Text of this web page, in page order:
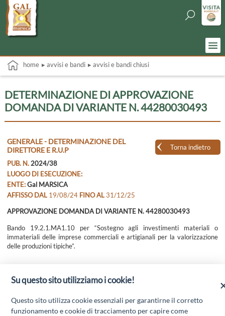
home ▸ avvisi e bandi ▸ avvisi e bandi chiusi
DETERMINAZIONE DI APPROVAZIONE
DOMANDA DI VARIANTE N. 44280030493
Torna indietro
GENERALE - DETERMINAZIONE DEL
DIRETTORE E R.U.P
PUB. N. 2024/38
LUOGO DI ESECUZIONE:
ENTE:Gal MARSICA
AFFISSO DAL 19/08/24 FINO AL31/12/25
APPROVAZIONE DOMANDA DI VARIANTE N. 44280030493
Bando 19.2.1.MA1.10 per “Sostegno agli investimenti materiali o
immateriali delle imprese commerciali e artigianali per la valorizzazione
delle produzioni tipiche”.
Scarica l'allegato
Su questo sito utilizziamo i cookie!
Questo sito utilizza cookie essenziali per garantirne il corretto
funzionamento e cookie di tracciamento per capire come